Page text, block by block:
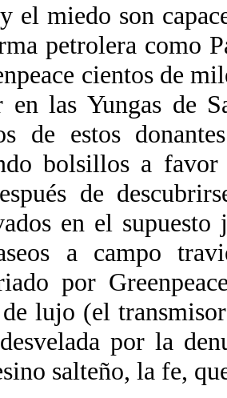
el miedo son
petrolera como
cientos de
en las Yungas de
de estos
bolsillos a favor
de
en el
a campo
por
lujo (el
por la
salteño, la fe,